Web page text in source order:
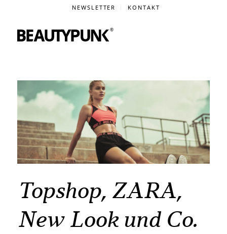
NEWSLETTER KONTAKT
Topshop, ZARA,
New Look und Co.